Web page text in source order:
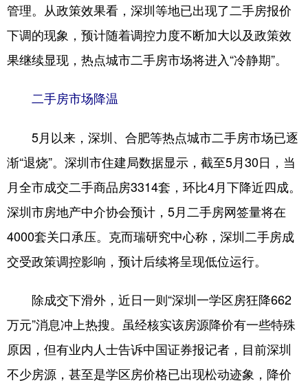
学术中国 乡村振兴 溯源中国
公益 一带一路
文化产业
地方频道
北京 天津 河北 山西
山东 河南 湖北 湖南
广东 海南
管理。从政策效果看，深圳等地已出现了二手房报价
下调的现象，预计随着调控力度不断加大以及政策效
果继续显现，热点城市二手房市场将进入“冷静期”。
二手房市场降温
5月以来，深圳、合肥等热点城市二手房市场已逐
渐“退烧”。深圳市住建局数据显示，截至5月30日，当
月全市成交二手商品房3314套，环比4月下降近四成。
深圳市房地产中介协会预计，5月二手房网签量将在
4000套关口承压。克而瑞研究中心称，深圳二手房成
交受政策调控影响，预计后续将呈现低位运行。
除成交下滑外，近日一则“深圳一学区房狂降662
万元”消息冲上热搜。虽经核实该房源降价有一些特殊
原因，但有业内人士告诉中国证券报记者，目前深圳
不少房源，甚至是学区房价格已出现松动迹象，降价